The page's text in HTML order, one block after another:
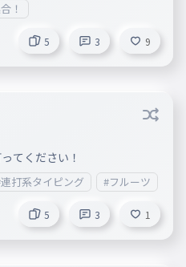
！
5 3 9
てください！
打系タイピング #フルーツ
5 3 1